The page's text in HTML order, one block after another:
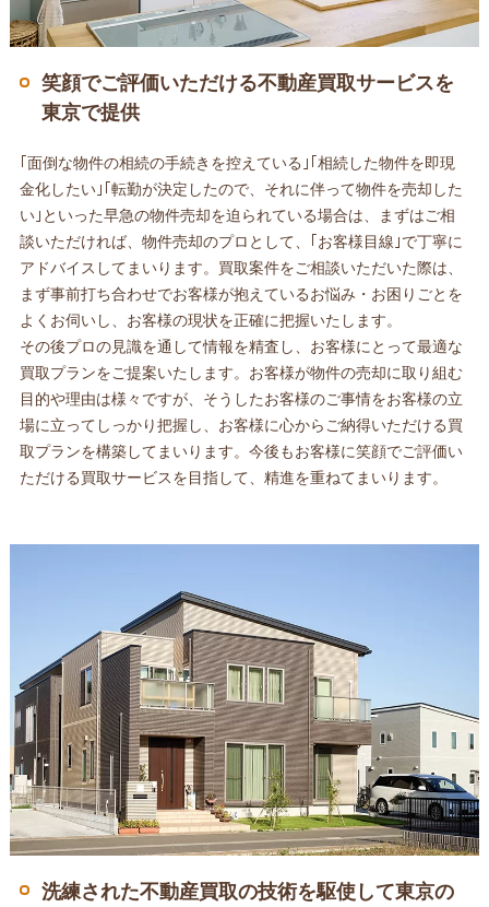
笑顔でご評価いただける不動産買取サービスを
東京で提供
｢面倒な物件の相続の手続きを控えている｣｢相続した物件を即現
金化したい｣｢転勤が決定したので、それに伴って物件を売却した
い｣といった早急の物件売却を迫られている場合は、まずはご相
談いただければ、物件売却のプロとして、｢お客様目線｣で丁寧に
アドバイスしてまいります。買取案件をご相談いただいた際は、
まず事前打ち合わせでお客様が抱えているお悩み・お困りごとを
よくお伺いし、お客様の現状を正確に把握いたします。
その後プロの見識を通して情報を精査し、お客様にとって最適な
買取プランをご提案いたします。お客様が物件の売却に取り組む
目的や理由は様々ですが、そうしたお客様のご事情をお客様の立
場に立ってしっかり把握し、お客様に心からご納得いただける買
取プランを構築してまいります。今後もお客様に笑顔でご評価い
ただける買取サービスを目指して、精進を重ねてまいります。
洗練された不動産買取の技術を駆使して東京の